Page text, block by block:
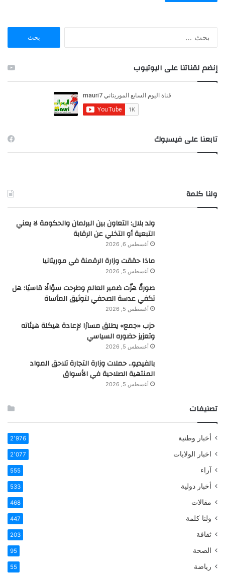
ن
:
إنضم لقناتنا على اليوتيوب
تابعنا على فيسبوك
ولنا كلمة
ولد بلال: التعاون بين البرلمان والحكومة لا يعني
التبعية أو التخلي عن الرقابة
أغسطس 6, 2026
ماذا حققت وزارة الرقمنة في موريتانيا
أغسطس 5, 2026
صورةٌ هزّت ضمير العالم وطرحت سؤالًا قاسيًا: هل
تكفي عدسة الصحفي لتوثيق المأساة
أغسطس 5, 2026
حزب «جمع» يطلق مسارًا لإعادة هيكلة هيئاته
وتعزيز حضوره السياسي
أغسطس 5, 2026
بالفيديو.. حملات وزارة التجارة تلاحق المواد
المنتهية الصلاحية في الأسواق
أغسطس 5, 2026
تصنيفات
أخبار وطنية 2٬976
اخبار الولايات 2٬077
آراء 555
أخبار دولية 533
مقالات 468
ولنا كلمة 447
ثقافة 203
الصحة 95
رياضة 55